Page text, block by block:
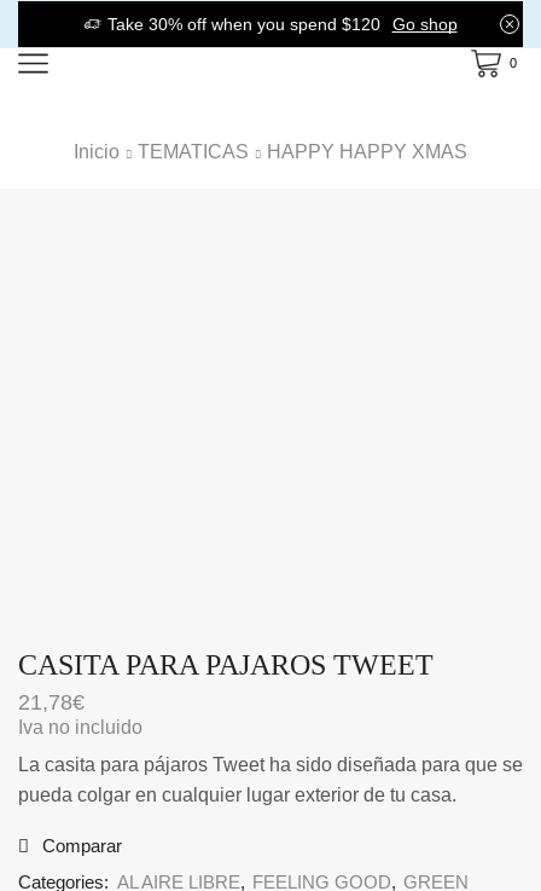
Take 30% off when you spend $120 Go shop
0
Inicio TEMATICAS HAPPY HAPPY XMAS
CASITA PARA PAJAROS TWEET
21,78€
Iva no incluido
La casita para pájaros Tweet ha sido diseñada para que se
pueda colgar en cualquier lugar exterior de tu casa.
Comparar
Categories: AL AIRE LIBRE, FEELING GOOD, GREEN